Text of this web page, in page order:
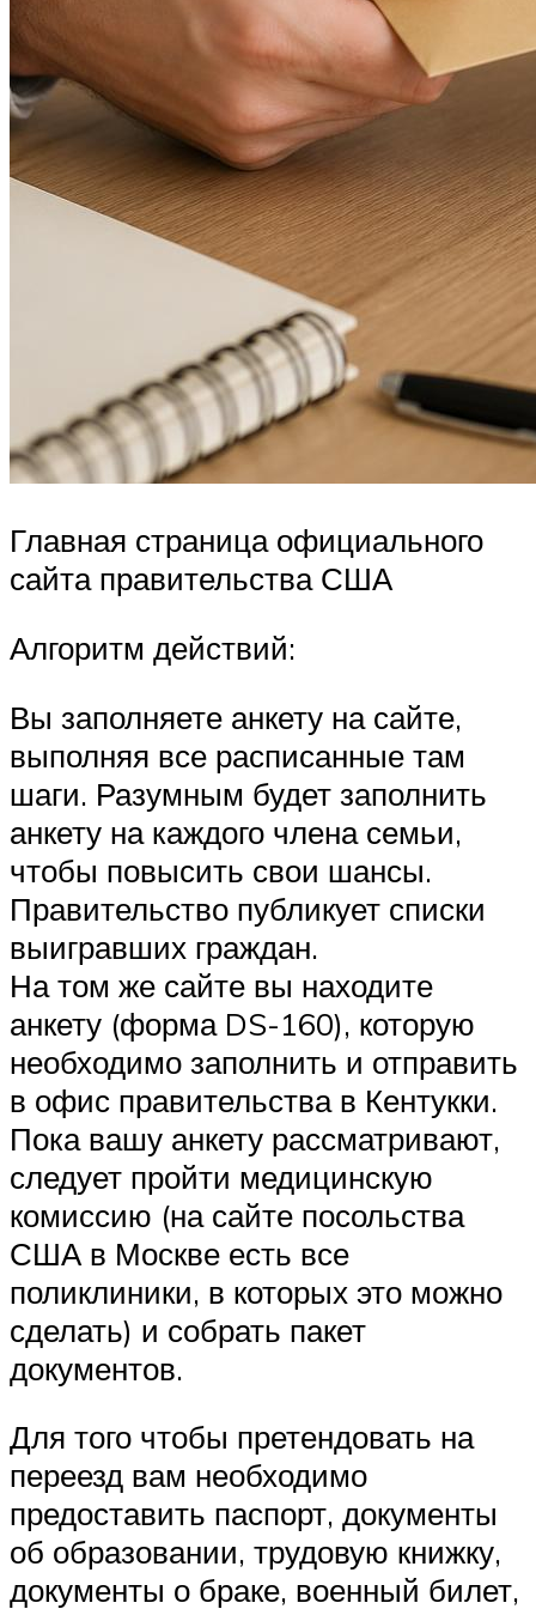
Главная страница официального
сайта правительства США
Алгоритм действий:
Вы заполняете анкету на сайте,
выполняя все расписанные там
шаги. Разумным будет заполнить
анкету на каждого члена семьи,
чтобы повысить свои шансы.
Правительство публикует списки
выигравших граждан.
На том же сайте вы находите
анкету (форма DS-160), которую
необходимо заполнить и отправить
в офис правительства в Кентукки.
Пока вашу анкету рассматривают,
следует пройти медицинскую
комиссию (на сайте посольства
США в Москве есть все
поликлиники, в которых это можно
сделать) и собрать пакет
документов.
Для того чтобы претендовать на
переезд вам необходимо
предоставить паспорт, документы
об образовании, трудовую книжку,
документы о браке, военный билет,